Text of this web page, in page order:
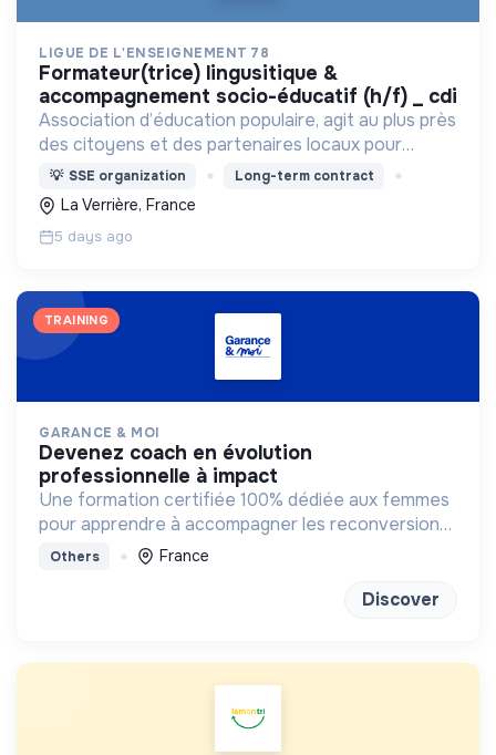
LIGUE DE L'ENSEIGNEMENT 78
formateur(trice) lingusitique &
accompagnement socio-éducatif (h/f) _ cdi
Association d’éducation populaire, agit au plus près
des citoyens et des partenaires locaux pour
promouvoir le lien social, agir pour l’éducation et la
citoyenneté et faire vivre la Laïcité.
💡 SSE organization Long-term contract
La Verrière, France
5 days ago
TRAINING
GARANCE & MOI
devenez coach en évolution
professionnelle à impact
Une formation certifiée 100% dédiée aux femmes
pour apprendre à accompagner les reconversions
vers des métiers qui ont du sens.
Others France
Discover